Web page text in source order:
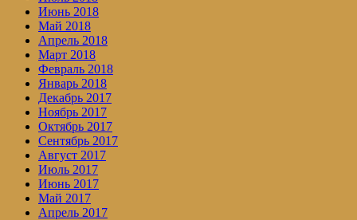
Июнь 2018
Май 2018
Апрель 2018
Март 2018
Февраль 2018
Январь 2018
Декабрь 2017
Ноябрь 2017
Октябрь 2017
Сентябрь 2017
Август 2017
Июль 2017
Июнь 2017
Май 2017
Апрель 2017